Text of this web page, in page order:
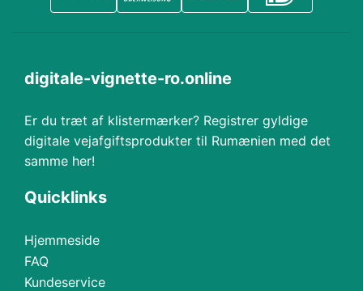
digitale-vignette-ro.online
Er du træt af klistermærker? Registrer gyldige
digitale vejafgiftsprodukter til Rumænien med det
samme her!
Quicklinks
Hjemmeside
FAQ
Kundeservice